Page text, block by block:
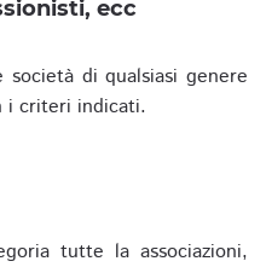
ecc
di qualsiasi genere
i criteri indicati.
tutte la associazioni,